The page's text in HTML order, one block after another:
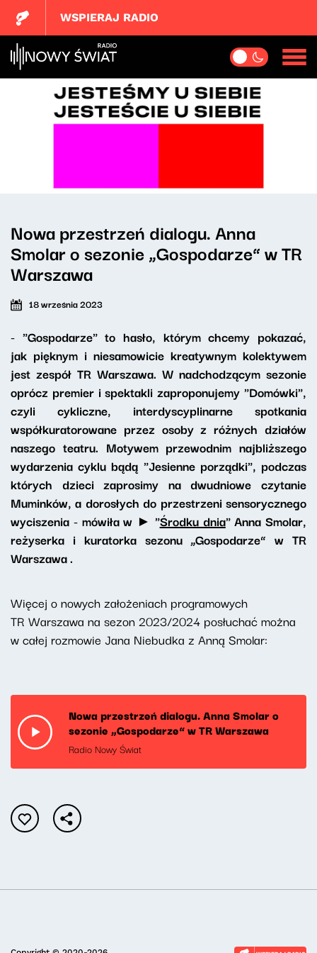
WSPIERAJ RADIO
Nowa przestrzeń dialogu. Anna
Smolar o sezonie „Gospodarze” w TR
Warszawa
18 września 2023
- "Gospodarze" to hasło, którym chcemy pokazać,
jak pięknym i niesamowicie kreatywnym kolektywem
jest zespół TR Warszawa. W nadchodzącym sezonie
oprócz premier i spektakli zaproponujemy "Domówki",
czyli cykliczne, interdyscyplinarne spotkania
współkuratorowane przez osoby z różnych działów
naszego teatru. Motywem przewodnim najbliższego
wydarzenia cyklu bądą "Jesienne porządki", podczas
których dzieci zaprosimy na dwudniowe czytanie
Muminków, a dorosłych do przestrzeni sensorycznego
wyciszenia - mówiła w ► "Środku dnia" Anna Smolar,
reżyserka i kuratorka sezonu „Gospodarze” w TR
Warszawa .
Więcej o nowych założeniach programowych
TR Warszawa na sezon 2023/2024 posłuchać można
w całej rozmowie Jana Niebudka z Anną Smolar:
Nowa przestrzeń dialogu. Anna Smolar o
sezonie „Gospodarze” w TR Warszawa
Radio Nowy Świat